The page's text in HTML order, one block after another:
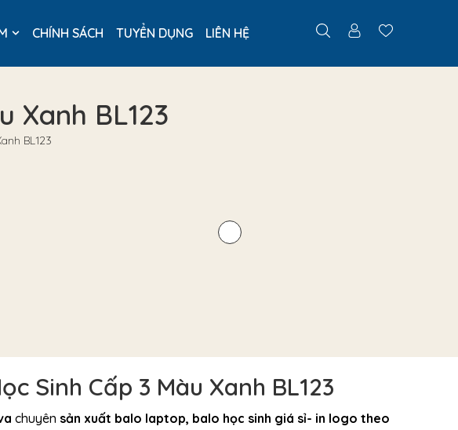
CHÍNH SÁCH TUYỂN DỤNG LIÊN HỆ
Xanh BL123
BL123
Sinh Cấp 3 Màu Xanh BL123
chuyên sản xuất balo laptop, balo học sinh giá sỉ- in logo theo